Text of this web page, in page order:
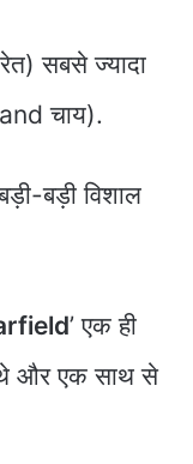
सबसे ज्यादा
चाय).
बड़ी विशाल
’ एक ही
और एक साथ से